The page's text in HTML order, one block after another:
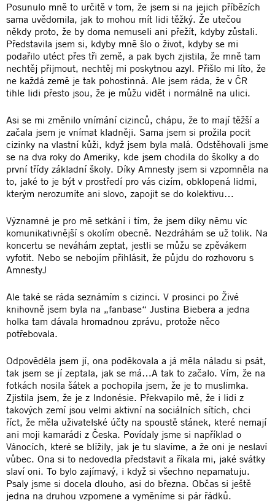
Posunulo mně to určitě v tom, že jsem si na jejich příbězích
sama uvědomila, jak to mohou mít lidi těžký. Že utečou
někdy proto, že by doma nemuseli ani přežít, kdyby zůstali.
Představila jsem si, kdyby mně šlo o život, kdyby se mi
podařilo utéct přes tři země, a pak bych zjistila, že mně tam
nechtěj přijmout, nechtěj mi poskytnou azyl. Přišlo mi líto, že
ne každá země je tak pohostinná. Ale jsem ráda, že v ČR
tihle lidi přesto jsou, že je můžu vidět i normálně na ulici.
Asi se mi změnilo vnímání cizinců, chápu, že to mají těžší a
začala jsem je vnímat kladněji. Sama jsem si prožila pocit
cizinky na vlastní kůži, když jsem byla malá. Odstěhovali jsme
se na dva roky do Ameriky, kde jsem chodila do školky a do
první třídy základní školy. Díky Amnesty jsem si vzpomněla na
to, jaké to je být v prostředí pro vás cizím, obklopená lidmi,
kterým nerozumíte ani slovo, zapojit se do kolektivu…
Významné je pro mě setkání i tím, že jsem díky němu víc
komunikativnější s okolím obecně. Nezdráhám se už tolik. Na
koncertu se neváhám zeptat, jestli se můžu se zpěvákem
vyfotit. Nebo se nebojím přihlásit, že půjdu do rozhovoru s
AmnestyJ
Ale také se ráda seznámím s cizinci. V prosinci po Živé
knihovně jsem byla na „fanbase“ Justina Biebera a jedna
holka tam dávala hromadnou zprávu, protože něco
potřebovala.
Odpověděla jsem jí, ona poděkovala a já měla náladu si psát,
tak jsem se jí zeptala, jak se má…A tak to začalo. Vím, že na
fotkách nosila šátek a pochopila jsem, že je to muslimka.
Zjistila jsem, že je z Indonésie. Překvapilo mě, že i lidi z
takových zemí jsou velmi aktivní na sociálních sítích, chci
říct, že měla uživatelské účty na spoustě stánek, které nemají
ani moji kamarádi z Česka. Povídaly jsme si například o
Vánocích, které se blížily, jak je tu slavíme, a že oni je neslaví
vůbec. Ona si to nedovedla představit a říkala mi, jaké svátky
slaví oni. To bylo zajímavý, i když si všechno nepamatuju.
Psaly jsme si docela dlouho, asi do března. Občas si ještě
jedna na druhou vzpomene a vyměníme si pár řádků.